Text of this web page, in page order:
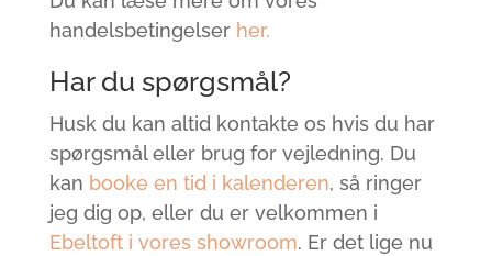
handelsbetingelser her.
Har du spørgsmål?
Husk du kan altid kontakte os hvis du har
spørgsmål eller brug for vejledning. Du
kan booke en tid i kalenderen, så ringer
jeg dig op, eller du er velkommen i
Ebeltoft i vores showroom. Er det lige nu